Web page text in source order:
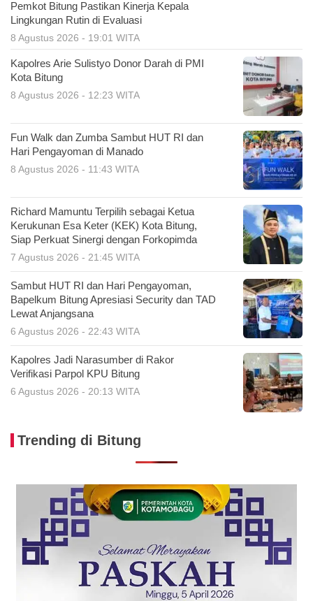
Pemkot Bitung Pastikan Kinerja Kepala
Lingkungan Rutin di Evaluasi
8 Agustus 2026 - 19:01 WITA
Kapolres Arie Sulistyo Donor Darah di PMI
Kota Bitung
8 Agustus 2026 - 12:23 WITA
Fun Walk dan Zumba Sambut HUT RI dan
Hari Pengayoman di Manado
8 Agustus 2026 - 11:43 WITA
Richard Mamuntu Terpilih sebagai Ketua
Kerukunan Esa Keter (KEK) Kota Bitung,
Siap Perkuat Sinergi dengan Forkopimda
7 Agustus 2026 - 21:45 WITA
Sambut HUT RI dan Hari Pengayoman,
Bapelkum Bitung Apresiasi Security dan TAD
Lewat Anjangsana
6 Agustus 2026 - 22:43 WITA
Kapolres Jadi Narasumber di Rakor
Verifikasi Parpol KPU Bitung
6 Agustus 2026 - 20:13 WITA
Trending di Bitung